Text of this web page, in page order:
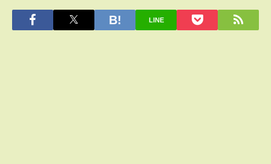
LINE